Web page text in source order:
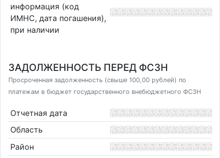
информация (код
ИМНС, дата погашения),
при наличии
ЗАДОЛЖЕННОСТЬ ПЕРЕД ФСЗН
Просроченная задолженность (свыше 100,00 рублей) по
платежам в бюджет государственного внебюджетного ФСЗН
Отчетная дата
Область
Район